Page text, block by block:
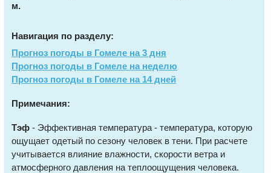
м.
Навигация по разделу:
Прогноз погоды в Гомеле на 3 дня
Прогноз погоды в Гомеле на неделю
Прогноз погоды в Гомеле на 14 дней
Примечания:
Тэф - Эффективная температура - температура, которую
ощущает одетый по сезону человек в тени. При расчете
учитывается влияние влажности, скорости ветра и
атмосферного давления на теплоощущения человека.